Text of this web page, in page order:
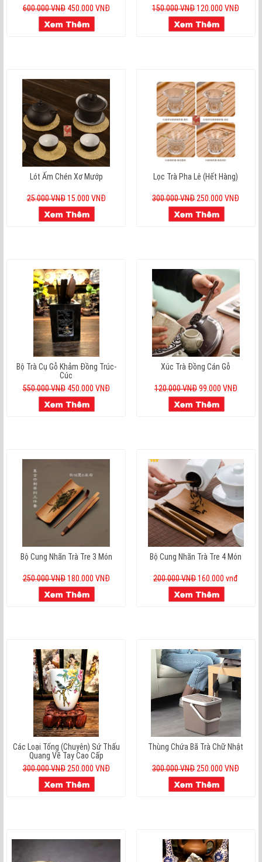
600.000 VNĐ 450.000 VNĐ 150.000 VNĐ120.000 VNĐ
Lót Ấm Chén Xơ Mướp
25.000 VNĐ 15.000 VNĐ
Lọc Trà Pha Lê (hết Hàng)
300.000 VNĐ250.000 VNĐ
Bộ Trà Cụ Gỗ Khảm Đồng Trúc-
Cúc
550.000 VNĐ 450.000 VNĐ
Xúc Trà Đồng Cán Gỗ
120.000 VNĐ 99.000 VNĐ
Bộ Cung Nhãn Trà Tre 3 Món
250.000 VNĐ 180.000 VNĐ
Bộ Cung Nhãn Trà Tre 4 Món
200.000 VNĐ160.000 vnđ
Các Loại Tống (chuyên) Sứ Thấu
Quang Vẽ Tay Cao Cấp
300.000 VNĐ 250.000 VNĐ
Thùng Chứa Bã Trà Chữ Nhật
300.000 VNĐ250.000 VNĐ